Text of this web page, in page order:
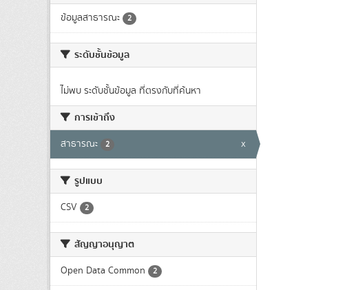
ข้อมูลสาธารณะ 2
ระดับชั้นข้อมูล
ไม่พบ ระดับชั้นข้อมูล ที่ตรงกับที่ค้นหา
การเข้าถึง
สาธารณะ 2 x
รูปแบบ
CSV 2
สัญญาอนุญาต
Open Data Common 2